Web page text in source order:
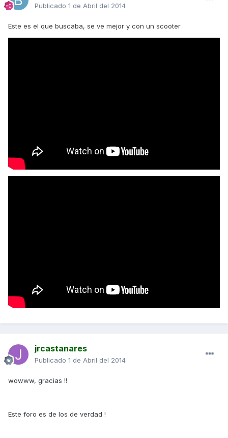
Publicado 1 de Abril del 2014
Este es el que buscaba, se ve mejor y con un scooter
jrcastanares
Publicado 1 de Abril del 2014
wowww, gracias !!
Este foro es de los de verdad !